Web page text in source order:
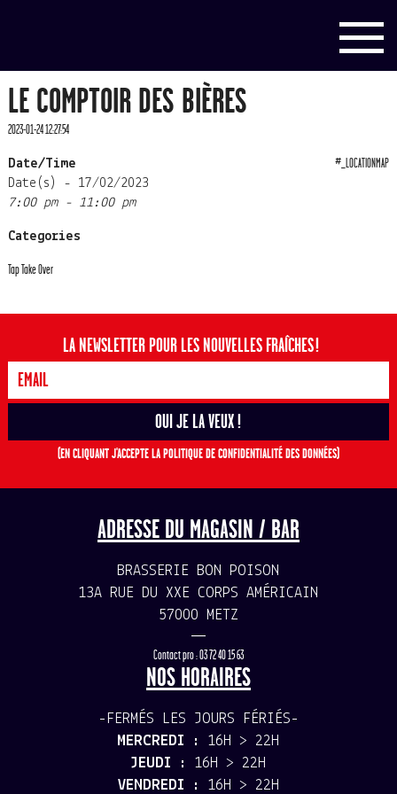
LE COMPTOIR DES BIÈRES
2023-01-24 12:27:54
#_LOCATIONMAP
Date/Time
Date(s) - 17/02/2023
7:00 pm - 11:00 pm
Categories
Tap Take Over
LA NEWSLETTER POUR LES NOUVELLES FRAÎCHES !
(EN CLIQUANT J'ACCEPTE LA POLITIQUE DE CONFIDENTIALITÉ DES DONNÉES)
ADRESSE DU MAGASIN / BAR
BRASSERIE BON POISON
13A RUE DU XXE CORPS AMÉRICAIN
57000 METZ
—
Contact pro : 03 72 40 15 63
NOS HORAIRES
-FERMÉS LES JOURS FÉRIÉS-
MERCREDI : 16H > 22H
JEUDI : 16H > 22H
VENDREDI : 16H > 22H